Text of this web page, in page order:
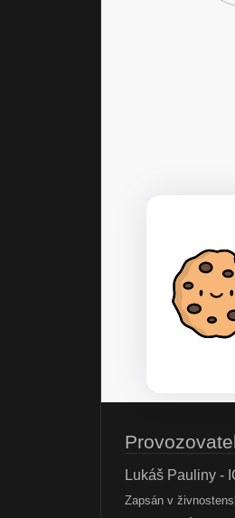
Lukáš Pauliny -
Zapsán v